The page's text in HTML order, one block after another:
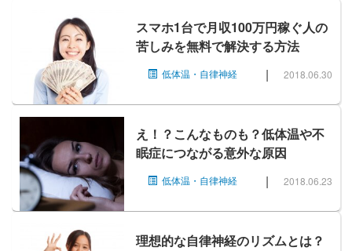
スマホ1台で月収100万円稼ぐ人の
苦しみを無料で解決する方法
低体温・自律神経 | 2018.06.30
え！？こんなものも？低体温や不
眠症につながる意外な原因
低体温・自律神経 | 2018.06.23
理想的な自律神経のリズムとは？